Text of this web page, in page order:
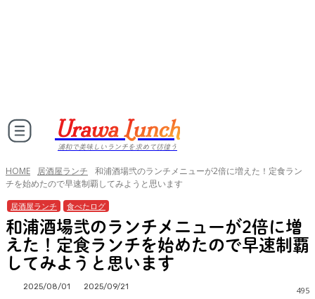
Urawa Lunch
浦和で美味しいランチを求めて彷徨う
HOME 居酒屋ランチ
和浦酒場弐のランチメニューが2倍に増えた！定食ラン
チを始めたので早速制覇してみようと思います
居酒屋ランチ 食べたログ
和浦酒場弐のランチメニューが2倍に増
えた！定食ランチを始めたので早速制覇
してみようと思います
495
2025/08/01 2025/09/21